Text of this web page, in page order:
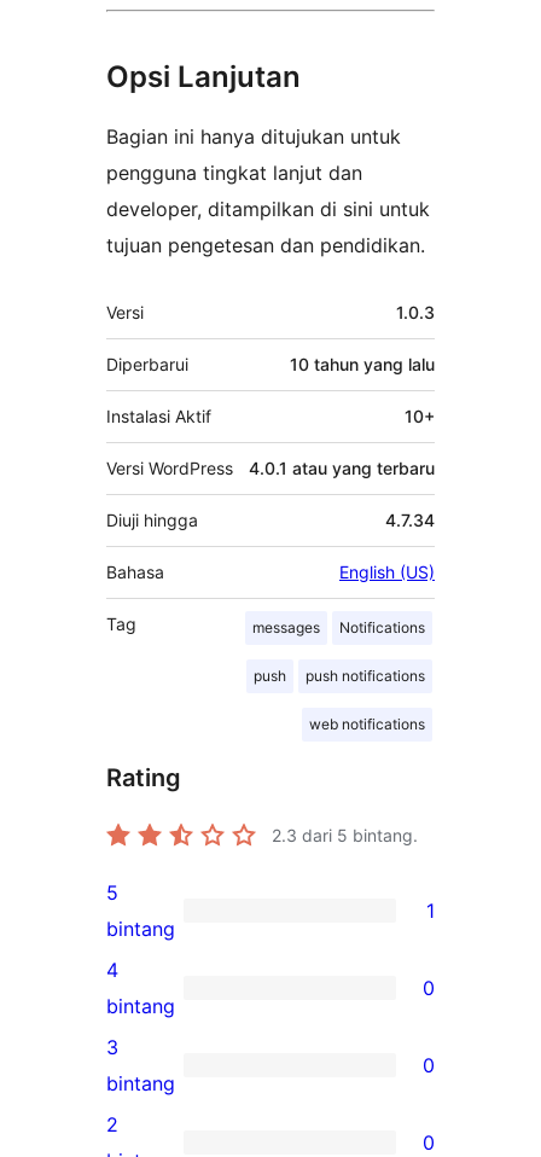
Opsi Lanjutan
Bagian ini hanya ditujukan untuk
pengguna tingkat lanjut dan
developer, ditampilkan di sini untuk
tujuan pengetesan dan pendidikan.
Meta
Versi 1.0.3
Diperbarui 10 tahun yang lalu
Instalasi Aktif 10+
Versi WordPress 4.0.1 atau yang terbaru
Diuji hingga 4.7.34
Bahasa English (US)
Tag messages Notifications
push push notifications
web notifications
Rating
2.3 dari 5 bintang.
1
ulasan
5-
bintang
5
bintang
1
0
ulasan
4-
bintang
4
bintang
0
0
ulasan
3
bintang
0
2
0